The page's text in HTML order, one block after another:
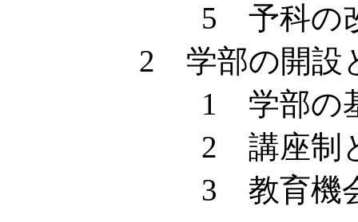
5 予科の改
2 学部の開設と
1 学部の基本
2 講座制と教育
3 教育機会と